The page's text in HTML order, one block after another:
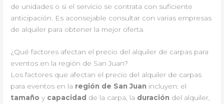
de unidades o si el servicio se contrata con suficiente
anticipación. Es aconsejable consultar con varias empresas
de alquiler para obtener la mejor oferta.
¿Qué factores afectan el precio del alquiler de carpas para
eventos en la región de San Juan?
Los factores que afectan el precio del alquiler de carpas
para eventos en la región de San Juan incluyen: el
tamaño y capacidad de la carpa, la duración del alquiler,